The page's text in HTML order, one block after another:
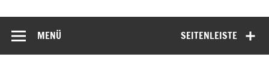
SEITENLEISTE
MENÜ